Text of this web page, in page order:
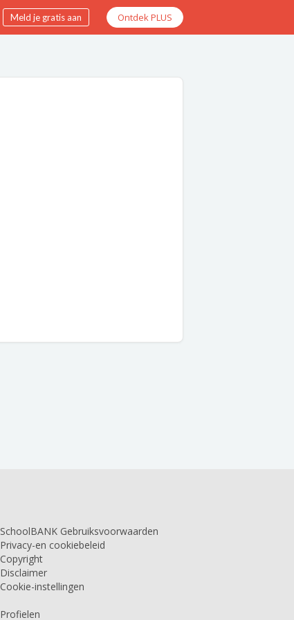
Meld je gratis aan Ontdek PLUS
SchoolBANK Gebruiksvoorwaarden
Privacy-en cookiebeleid
Copyright
Disclaimer
Cookie-instellingen
Profielen